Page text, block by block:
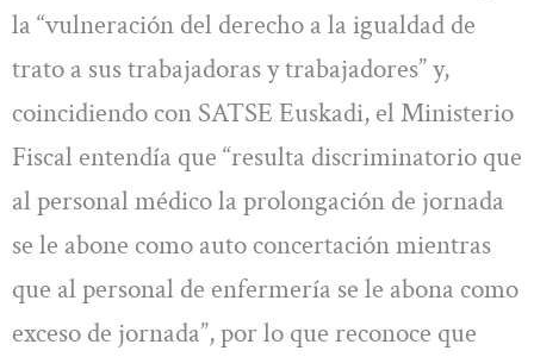
la “vulneración del derecho a la igualdad de
trato a sus trabajadoras y trabajadores” y,
coincidiendo con SATSE Euskadi, el Ministerio
Fiscal entendía que “resulta discriminatorio que
al personal médico la prolongación de jornada
se le abone como auto concertación mientras
que al personal de enfermería se le abona como
exceso de jornada”, por lo que reconoce que